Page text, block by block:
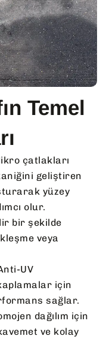
Temel
çatlakları
geliştiren
yüzey
olur.
bir şekilde
veya
UV
için
sağlar.
dağılım için
ve kolay